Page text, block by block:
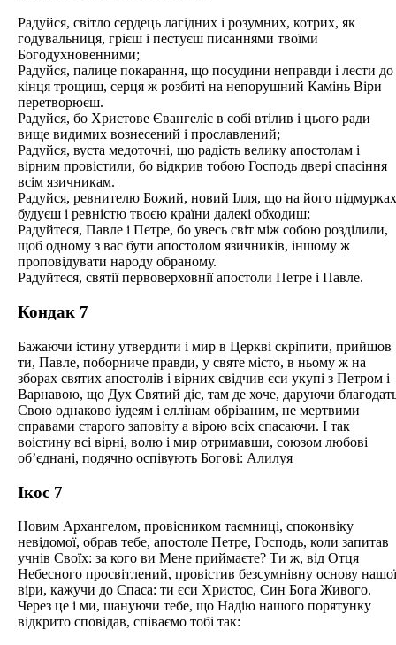
Радуйся, світло сердець лагідних і розумних, котрих, як
годувальниця, грієш і пестуєш писаннями твоїми
Богодухновенними;
Радуйся, палице покарання, що посудини неправди і лести до
кінця трощиш, серця ж розбиті на непорушний Камінь Віри
перетворюєш.
Радуйся, бо Христове Євангеліє в собі втілив і цього ради
вище видимих вознесений і прославлений;
Радуйся, вуста медоточні, що радість велику апостолам і
вірним провістили, бо відкрив тобою Господь двері спасіння
всім язичникам.
Радуйся, ревнителю Божий, новий Ілля, що на його підмурках
будуєш і ревністю твоєю країни далекі обходиш;
Радуйтеся, Павле і Петре, бо увесь світ між собою розділили,
щоб одному з вас бути апостолом язичників, іншому ж
проповідувати народу обраному.
Радуйтеся, святії первоверховнії апостоли Петре і Павле.
Кондак 7
Бажаючи істину утвердити і мир в Церкві скріпити, прийшов
ти, Павле, поборниче правди, у святе місто, в ньому ж на
зборах святих апостолів і вірних свідчив єси укупі з Петром і
Варнавою, що Дух Святий діє, там де хоче, даруючи
Свою однаково іудеям і еллінам обрізаним, не мертвими
справами старого заповіту а вірою всіх спасаючи. І так
воістину всі вірні, волю і мир отримавши, союзом любові
об’єднані, подячно оспівують Богові: Алилуя
Ікос 7
Новим Архангелом, провісником таємниці, споконвіку
невідомої, обрав тебе, апостоле Петре, Господь, коли запитав
учнів Своїх: за кого ви Мене приймаєте? Ти ж, від Отця
Небесного просвітлений, провістив безсумнівну основу нашої
віри, кажучи до Спаса: ти єси Христос, Син Бога Живого.
Через це і ми, шануючи тебе, що Надію нашого порятунку
відкрито сповідав, співаємо тобі так: